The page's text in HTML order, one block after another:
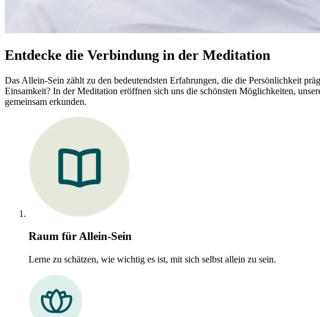
Entdecke die Verbindung in der Meditation
Das Allein-Sein zählt zu den bedeutendsten Erfahrungen, die die Persönlichkeit
Einsamkeit? In der Meditation eröffnen sich uns die schönsten Möglichkeiten,
gemeinsam erkunden.
Raum für Allein-Sein
Lerne zu schätzen, wie wichtig es ist, mit sich selbst allein zu sein.